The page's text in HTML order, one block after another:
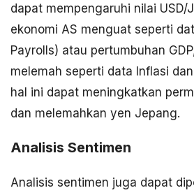
dapat mempengaruhi nilai USD/
ekonomi AS menguat seperti
Payrolls) atau pertumbuhan
melemah seperti data Inflasi
hal ini dapat meningkatkan
dan melemahkan yen Jepang.
Analisis Sentimen
Analisis sentimen juga dapat